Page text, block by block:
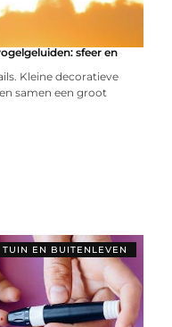
sfeer en
Kleine decoratieve
samen een groot
TUIN EN BUITENLEVEN